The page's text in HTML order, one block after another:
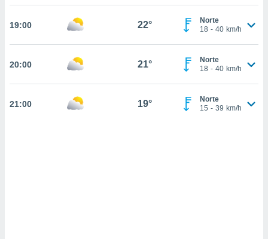
análisis
así como
en
19:00 22°
Norte
18 - 40 km/h
20:00 21°
Norte
18 - 40 km/h
21:00 19°
Norte
15 - 39 km/h